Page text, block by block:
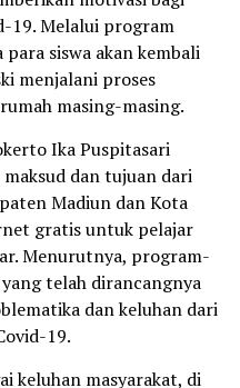
19. Melalui program
siswa akan kembali
menjalani proses
masing-masing.
Ika Puspitasari
dan tujuan dari
Madiun dan Kota
gratis untuk pelajar
Menurutnya, program-
telah dirancangnya
dan keluhan dari
19.
keluhan masyarakat, di